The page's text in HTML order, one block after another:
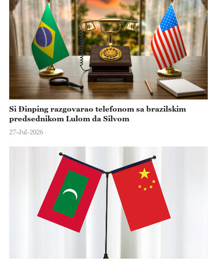
Si Đinping razgovarao telefonom sa brazilskim
predsednikom Lulom da Silvom
27-Jul-2026